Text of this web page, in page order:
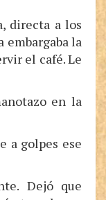
directa a los
embargaba la
el café. Le
en la
a golpes ese
Dejó que